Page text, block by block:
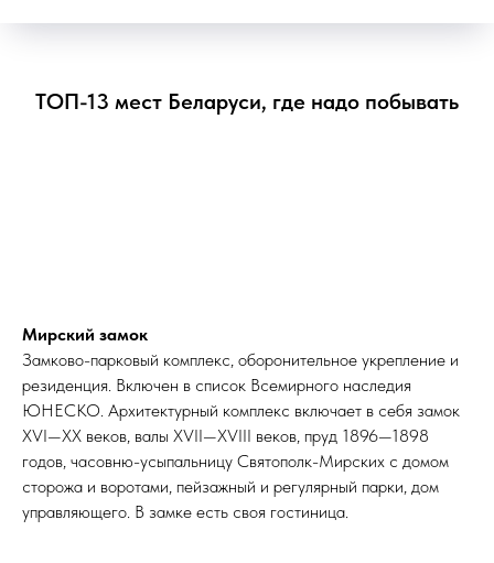
ТОП-13 мест Беларуси, где надо побывать
Мирский замок
Замково-парковый комплекс, оборонительное укрепление и
резиденция. Включен в список Всемирного наследия
ЮНЕСКО. Архитектурный комплекс включает в себя замок
XVI—XX веков, валы XVII—XVIII веков, пруд 1896—1898
годов, часовню-усыпальницу Святополк-Мирских с домом
сторожа и воротами, пейзажный и регулярный парки, дом
управляющего. В замке есть своя гостиница.